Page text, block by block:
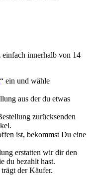
innerhalb von 14
“ ein und wähle
aus der du etwas
zurücksenden
ist, bekommst Du eine
erstatten wir dir den
du bezahlt hast.
der Käufer.